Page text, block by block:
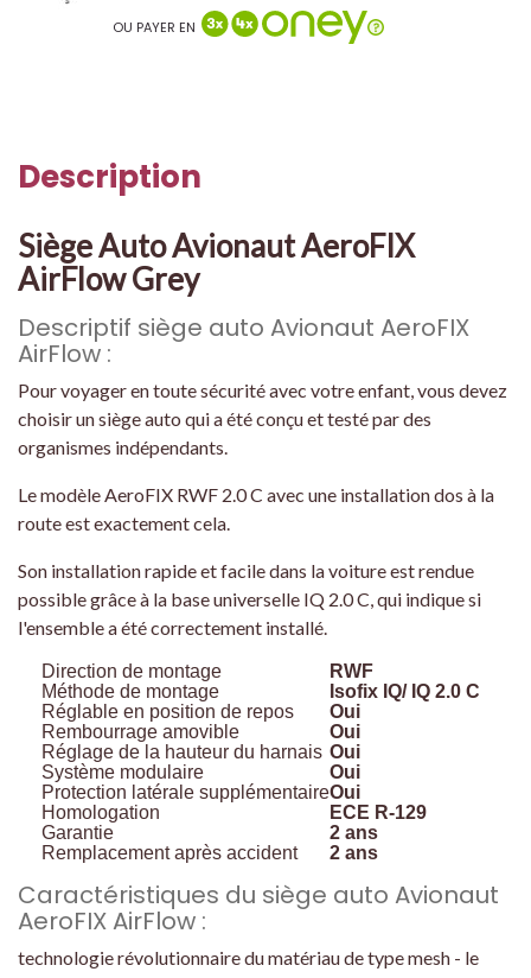
OU PAYER EN
Description
Siège Auto Avionaut AeroFIX
AirFlow Grey
Descriptif siège auto Avionaut AeroFIX
AirFlow :
Pour voyager en toute sécurité avec votre enfant, vous devez
choisir un siège auto qui a été conçu et testé par des
organismes indépendants.
Le modèle AeroFIX RWF 2.0 C avec une installation dos à la
route est exactement cela.
Son installation rapide et facile dans la voiture est rendue
possible grâce à la base universelle IQ 2.0 C, qui indique si
l'ensemble a été correctement installé.
Direction de montage
RWF
Méthode de montage
Isofix IQ/ IQ 2.0 C
Réglable en position de repos
Oui
Rembourrage amovible
Oui
Réglage de la hauteur du harnais Oui
Système modulaire
Oui
Protection latérale supplémentaireOui
Homologation
ECE R-129
Garantie
2 ans
Remplacement après accident
2 ans
Caractéristiques du siège auto Avionaut
AeroFIX AirFlow :
technologie révolutionnaire du matériau de type mesh - le